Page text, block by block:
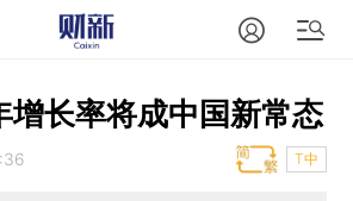
增长率将成中国新常态
T中